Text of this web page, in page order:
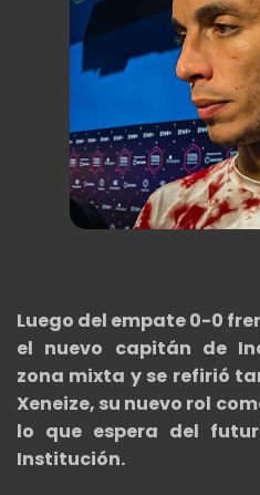
Luego del empate 0-0
el nuevo capitán de
zona mixta y se refirió
Xeneize, su nuevo rol
lo que espera del
Institución.